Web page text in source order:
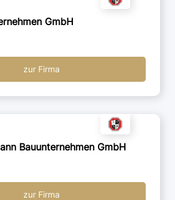
GmbH
zur Firma
Bauunternehmen GmbH
zur Firma